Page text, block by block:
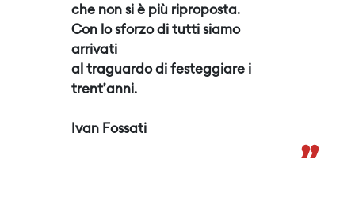
che non si è più riproposta.
Con lo sforzo di tutti siamo
arrivati
al traguardo di festeggiare i
trent’anni.
Ivan Fossati
”